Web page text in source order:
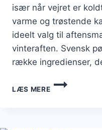
især når vejret er
varme og trøstende
ideelt valg til
vinteraften. Svensk
række ingredienser,
LÆS MERE
SVENSK
PØLSERET